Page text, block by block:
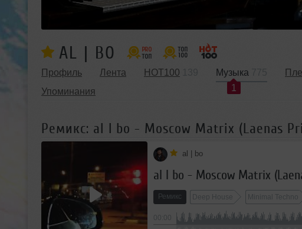
AL | BO
Профиль Лента HOT100
Музыка
1
Упоминания
Ремикс: al l bo - Moscow Matrix (Laenas
al | bo
al l bo - Moscow Matrix
Ремикс Deep House Minimal Techno